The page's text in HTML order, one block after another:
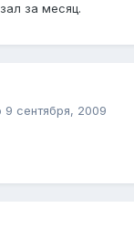
за месяц.
9 сентября, 2009